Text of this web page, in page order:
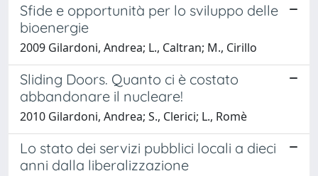
Sfide e opportunità per lo sviluppo delle
bioenergie
2009 Gilardoni, Andrea; L., Caltran; M., Cirillo
Sliding Doors. Quanto ci è costato
abbandonare il nucleare!
2010 Gilardoni, Andrea; S., Clerici; L., Romè
Lo stato dei servizi pubblici locali a dieci
anni dalla liberalizzazione